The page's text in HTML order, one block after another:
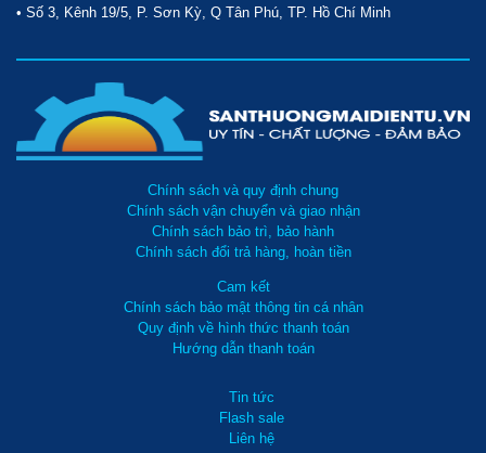
• Số 3, Kênh 19/5, P. Sơn Kỳ, Q Tân Phú, TP. Hồ Chí Minh
Chính sách và quy định chung
Chính sách vận chuyển và giao nhận
Chính sách bảo trì, bảo hành
Chính sách đổi trả hàng, hoàn tiền
Cam kết
Chính sách bảo mật thông tin cá nhân
Quy định về hình thức thanh toán
Hướng dẫn thanh toán
Tin tức
Flash sale
Liên hệ